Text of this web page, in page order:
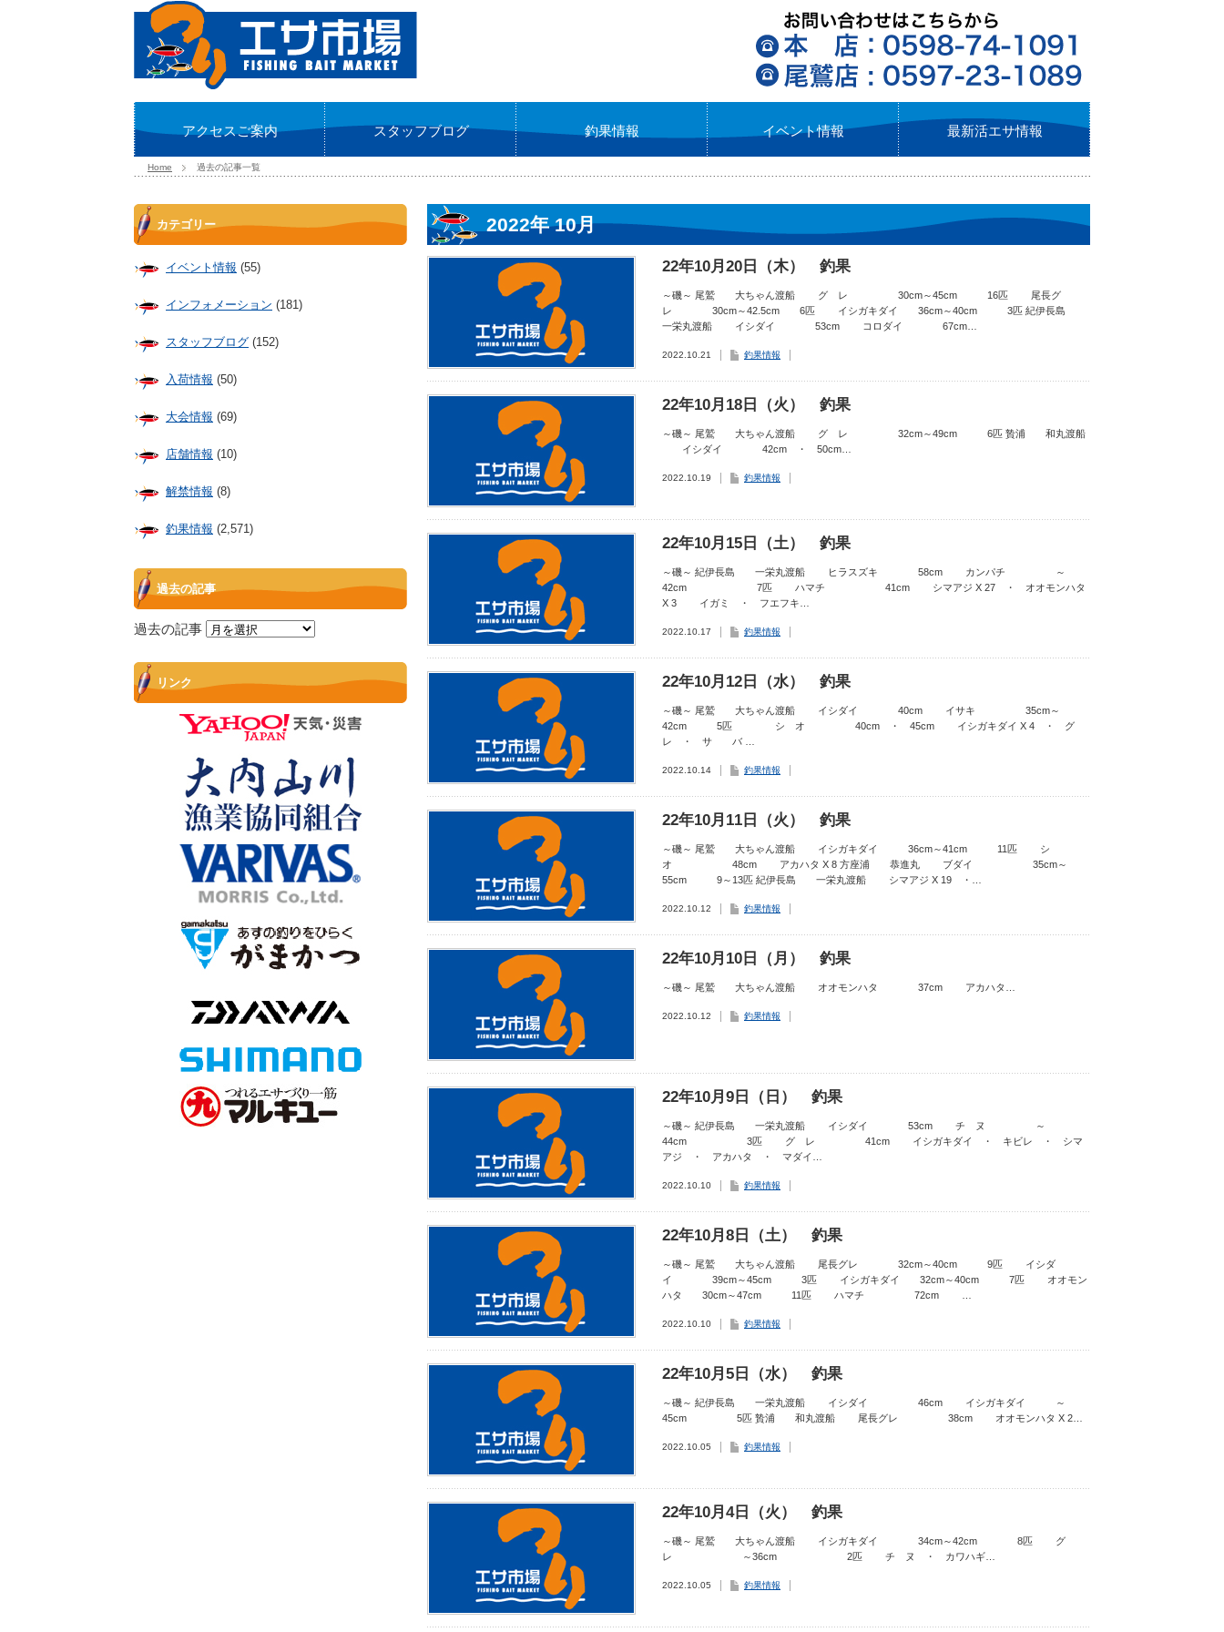
アクセスご案内 スタッフブログ 釣果情報 イベント情報 最新活エサ情報
Home 過去の記事一覧
2022年 10月
22年10月20日（木） 釣果
～磯～ 尾鷲 大ちゃん渡船 グ レ 30cm～45cm 16匹 尾長グ
レ 30cm～42.5cm 6匹 イシガキダイ 36cm～40cm 3匹 紀伊長島
一栄丸渡船 イシダイ 53cm コロダイ 67cm…
2022.10.21 釣果情報
22年10月18日（火） 釣果
～磯～ 尾鷲 大ちゃん渡船 グ レ 32cm～49cm 6匹 贄浦 和丸渡船
イシダイ 42cm ・ 50cm…
2022.10.19 釣果情報
22年10月15日（土） 釣果
～磯～ 紀伊長島 一栄丸渡船 ヒラスズキ 58cm カンパチ ～
42cm 7匹 ハマチ 41cm シマアジ X 27 ・ オオモンハタ
X 3 イガミ ・ フエフキ…
2022.10.17 釣果情報
22年10月12日（水） 釣果
～磯～ 尾鷲 大ちゃん渡船 イシダイ 40cm イサキ 35cm～
42cm 5匹 シ オ 40cm ・ 45cm イシガキダイ X 4 ・ グ
レ ・ サ バ …
2022.10.14 釣果情報
22年10月11日（火） 釣果
～磯～ 尾鷲 大ちゃん渡船 イシガキダイ 36cm～41cm 11匹 シ
オ 48cm アカハタ X 8 方座浦 恭進丸 ブダイ 35cm～
55cm 9～13匹 紀伊長島 一栄丸渡船 シマアジ X 19 ・…
2022.10.12 釣果情報
22年10月10日（月） 釣果
～磯～ 尾鷲 大ちゃん渡船 オオモンハタ 37cm アカハタ…
2022.10.12 釣果情報
22年10月9日（日） 釣果
～磯～ 紀伊長島 一栄丸渡船 イシダイ 53cm チ ヌ ～
44cm 3匹 グ レ 41cm イシガキダイ ・ キビレ ・ シマ
アジ ・ アカハタ ・ マダイ…
2022.10.10 釣果情報
22年10月8日（土） 釣果
～磯～ 尾鷲 大ちゃん渡船 尾長グレ 32cm～40cm 9匹 イシダ
イ 39cm～45cm 3匹 イシガキダイ 32cm～40cm 7匹 オオモン
ハタ 30cm～47cm 11匹 ハマチ 72cm …
2022.10.10 釣果情報
22年10月5日（水） 釣果
～磯～ 紀伊長島 一栄丸渡船 イシダイ 46cm イシガキダイ ～
45cm 5匹 贄浦 和丸渡船 尾長グレ 38cm オオモンハタ X 2…
2022.10.05 釣果情報
22年10月4日（火） 釣果
～磯～ 尾鷲 大ちゃん渡船 イシガキダイ 34cm～42cm 8匹 グ
レ ～36cm 2匹 チ ヌ ・ カワハギ…
2022.10.05 釣果情報
カテゴリー
イベント情報 (55)
インフォメーション (181)
スタッフブログ (152)
入荷情報 (50)
大会情報 (69)
店舗情報 (10)
解禁情報 (8)
釣果情報 (2,571)
過去の記事
過去の記事
リンク